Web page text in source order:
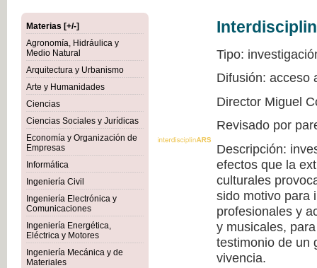
Materias [+/-]
Agronomía, Hidráulica y
Medio Natural
Arquitectura y Urbanismo
Arte y Humanidades
Ciencias
Ciencias Sociales y Jurídicas
Economía y Organización de
Empresas
Informática
Ingeniería Civil
Ingeniería Electrónica y
Comunicaciones
Ingeniería Energética,
Eléctrica y Motores
Ingeniería Mecánica y de
Materiales
Tipo:
Difusión: acceso
Director Miguel
Revisado por
Descripción:
efectos que la
culturales
sido motivo para
profesionales y
y musicales,
testimonio de un
vivencia.